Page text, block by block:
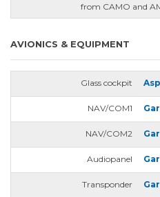
from CAMO and
AVIONICS & EQUIPMENT
Glass cockpit
NAV/COM1
NAV/COM2
Audiopanel
Transponder